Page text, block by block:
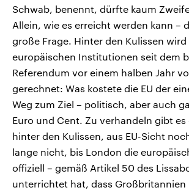
Schwab, benennt, dürfte kaum
Allein, wie es erreicht werden kann –
große Frage. Hinter den Kulissen wird
europäischen Institutionen seit dem
Referendum vor einem halben Jahr
gerechnet: Was kostete die EU der
Weg zum Ziel – politisch, aber auch
Euro und Cent. Zu verhandeln gibt
hinter den Kulissen, aus EU-Sicht
lange nicht, bis London die
offiziell – gemäß Artikel 50 des
unterrichtet hat, dass Großbritannien